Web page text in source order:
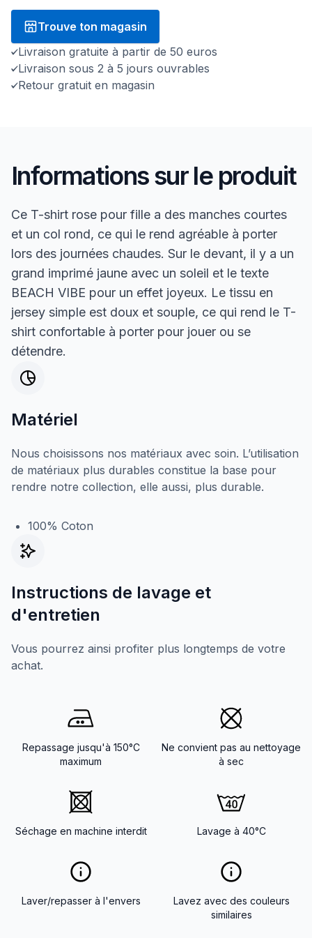
Trouve ton magasin
Livraison gratuite à partir de 50 euros
Livraison sous 2 à 5 jours ouvrables
Retour gratuit en magasin
Informations sur le produit
Ce T-shirt rose pour fille a des manches courtes
et un col rond, ce qui le rend agréable à porter
lors des journées chaudes. Sur le devant, il y a un
grand imprimé jaune avec un soleil et le texte
BEACH VIBE pour un effet joyeux. Le tissu en
jersey simple est doux et souple, ce qui rend le T-
shirt confortable à porter pour jouer ou se
détendre.
Matériel
Nous choisissons nos matériaux avec soin. L’utilisation
de matériaux plus durables constitue la base pour
rendre notre collection, elle aussi, plus durable.
100% Coton
Instructions de lavage et
d'entretien
Vous pourrez ainsi profiter plus longtemps de votre
achat.
Repassage jusqu'à 150°C
maximum
Ne convient pas au nettoyage
à sec
Séchage en machine interdit Lavage à 40°C
Laver/repasser à l'envers
Lavez avec des couleurs
similaires